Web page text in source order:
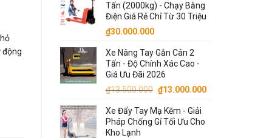
động
Tấn (2000kg) - Chạy Bằng
Điện Giá Rẻ Chỉ Từ 30 Triệu
₫30.000.000
Xe Nâng Tay Gắn Cân 2
Tấn - Độ Chính Xác Cao -
Giá Ưu Đãi 2026
₫13.500.000 Giá
là:
₫13.500.000.
₫13.000.000Giá
Xe Đẩy Tay Mạ Kẽm - Giải
Pháp Chống Gỉ Tối Ưu Cho
Kho Lạnh